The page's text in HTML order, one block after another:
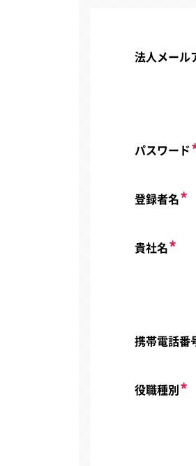
法人メール
パスワード
登録者名
貴社名
携帯電話番
役職種別